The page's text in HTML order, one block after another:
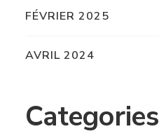
FÉVRIER 2025
AVRIL 2024
Categories